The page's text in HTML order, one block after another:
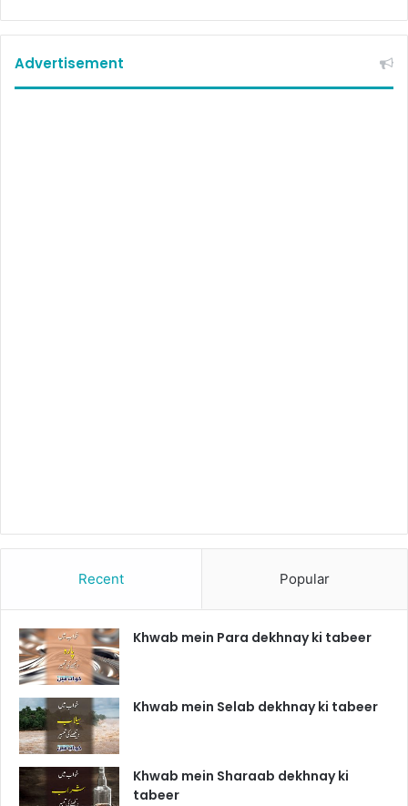
Advertisement
Recent Popular
Khwab mein Para dekhnay ki tabeer
Khwab mein Selab dekhnay ki tabeer
Khwab mein Sharaab dekhnay ki
tabeer